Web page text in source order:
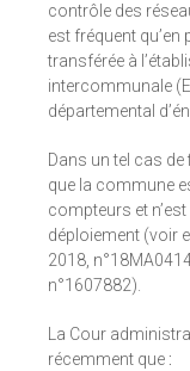
contrôle des
est fréquent
transférée à
intercommunale
départemental
Dans un tel cas
que la commune
compteurs et
déploiement (voir
2018,
n°1607882).
La Cour
récemment que :